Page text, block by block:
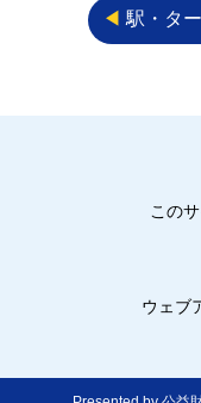
◀︎ 駅・タ
この
ウェブ